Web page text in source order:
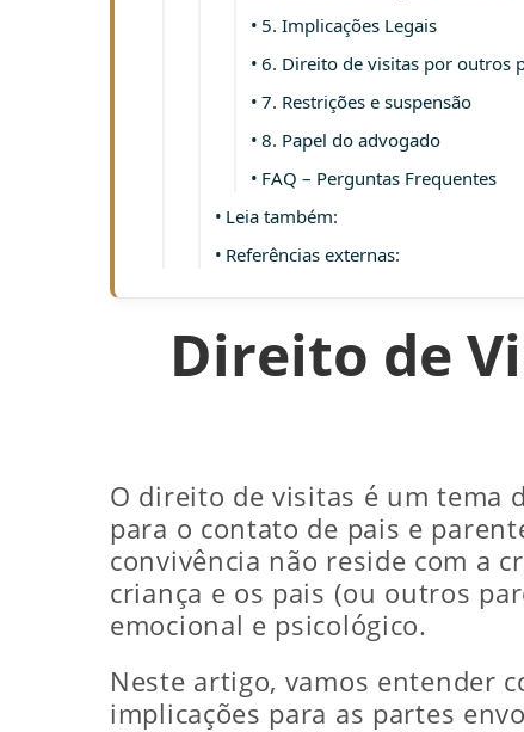
5. Implicações Legais
6. Direito de visitas por outros
7. Restrições e suspensão
8. Papel do advogado
FAQ – Perguntas Frequentes
Leia também:
Referências externas:
Direito de
O direito de visitas é um tema
para o contato de pais e
convivência não reside com a
criança e os pais (ou outros
emocional e psicológico.
Neste artigo, vamos entender
implicações para as partes